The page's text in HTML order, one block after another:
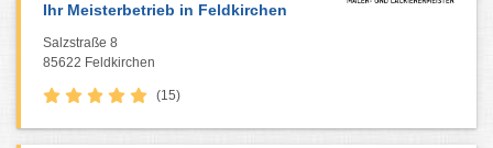
Ihr Meisterbetrieb in Feldkirchen
Salzstraße 8
85622 Feldkirchen
(15)